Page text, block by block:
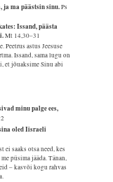
ja ma päästsin sinu.Ps
Issand, päästa
Mt 14,30–31
Peetrus astus Jeesuse
Issand, sama lugu on
et jõuaksime Sinu abi
minu palge ees,
oled Iisraeli
ei saaks otsa need, kes
püsima jääda. Tänan,
– kasvõi kogu rahvas